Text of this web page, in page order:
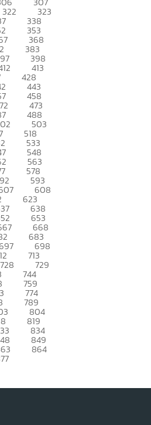
322 323
338
353
368
383
398
413
428
443
458
473
488
503
518
533
548
563
578
593
608
623
638
653
668
683
698
713
728 729
744
759
774
789
804
819
834
849
864